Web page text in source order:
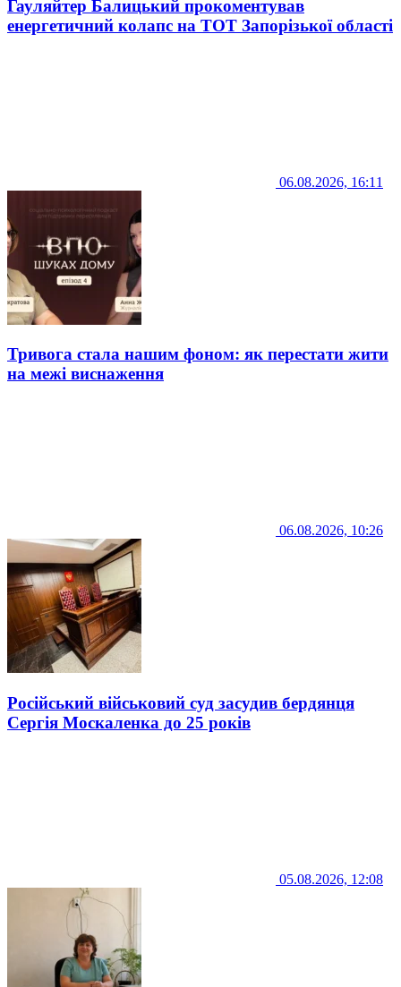
Гауляйтер Балицький прокоментував
енергетичний колапс на ТОТ Запорізької області
06.08.2026, 16:11
Тривога стала нашим фоном: як перестати жити
на межі виснаження
06.08.2026, 10:26
Російський військовий суд засудив бердянця
Сергія Москаленка до 25 років
05.08.2026, 12:08